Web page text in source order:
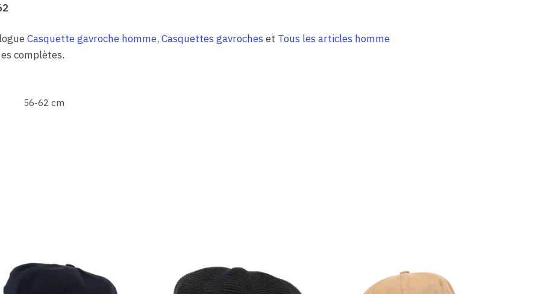
Casquette gavroche homme, Casquettes gavroches et Tous les articles homme
complètes.
56-62 cm